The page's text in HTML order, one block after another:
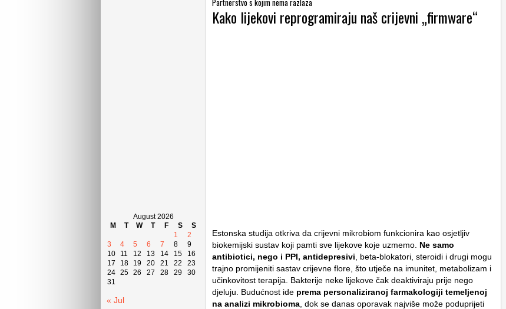
August 2026
M
T W T F S
S
1
2
3
4 5 6 7 8
9
10
11 12 13 14 15
16
17
18 19 20 21 22
23
24 25 26 27 28 29
30
31
« Jul
Partnerstvo s kojim nema razlaza
Kako lijekovi reprogramiraju naš crijevni „firmware“
Estonska studija otkriva da crijevni mikrobiom funkcionira kao osjetljiv
biokemijski sustav koji pamti sve lijekove koje uzmemo. Ne samo
antibiotici, nego i PPI, antidepresivi , beta-blokatori, steroidi i drugi mogu
trajno promijeniti sastav crijevne flore, što utječe na imunitet, metabolizam i
učinkovitost terapija. Bakterije neke lijekove čak deaktiviraju prije nego
djeluju. Budućnost ide prema personaliziranoj farmakologiji temeljenoj
na analizi mikrobioma , dok se danas oporavak najviše može poduprijeti